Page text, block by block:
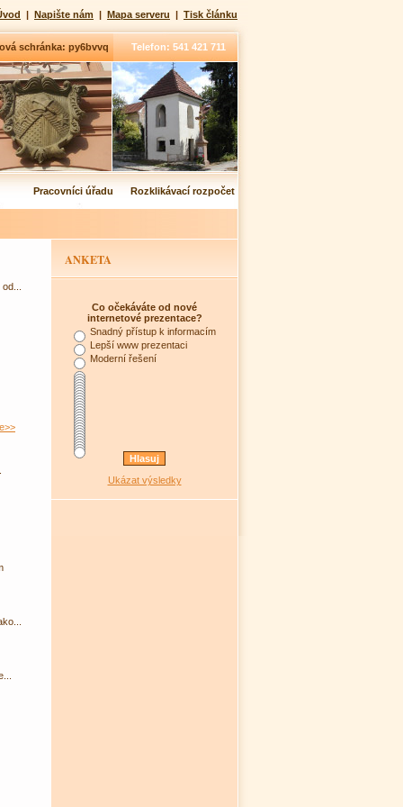
schránka: py6bvvq Telefon: 541 421 711
| Napište nám | Mapa serveru | Tisk článku
Pracovníci úřadu Rozklikávací rozpočet
ANKETA
Co očekáváte od nové
internetové prezentace?
Snadný přístup k informacím
Lepší www prezentaci
Moderní řešení
Ukázat výsledky